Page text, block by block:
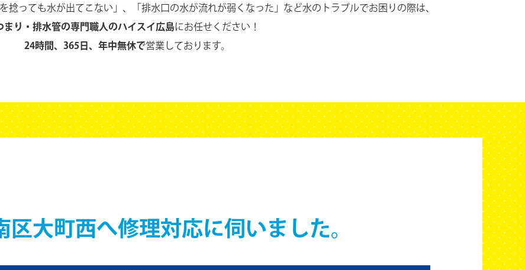
捻っても水が出てこない」、
「排水口の水が流れが弱くなった」など水のトラブルでお困りの際は、
まり・排水管の専門職人のハイスイ広島にお任せください！
24時間、365日、年中無休で営業しております。
大町西へ修理対応に伺いました。